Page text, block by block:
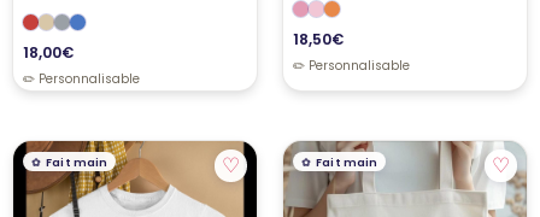
18,00€
18,50€
Fait main ♡ Fait main ♡